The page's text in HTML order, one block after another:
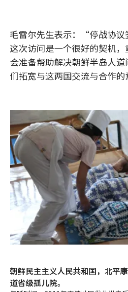
毛雷尔先生表示：“停战协议
这次访问是一个很好的契机
会准备帮助解决朝鲜半岛人
们拓宽与这两国交流与合作的
朝鲜民主主义人民共和国，北平
道省级孤儿院。